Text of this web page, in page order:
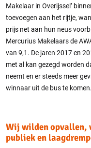
Makelaar in Overijssel’
toevoegen aan het rijtje,
prijs net aan hun neus
Mercurius Makelaars de
van 9,1. De jaren 2017 en
met al kan gezegd worden
neemt en er steeds meer
winnaar uit de bus te komen.
Wij wilden opvallen,
publiek en